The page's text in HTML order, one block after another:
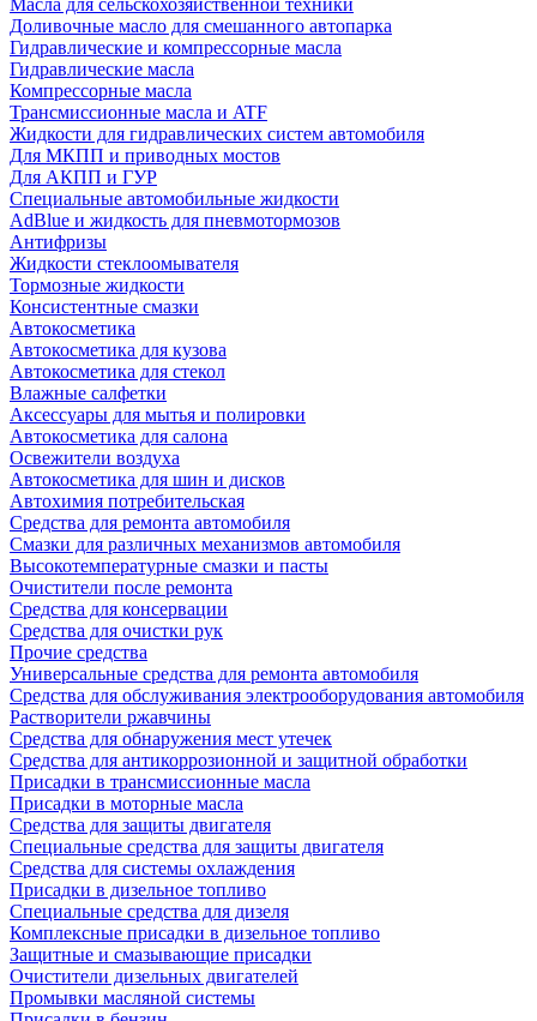
Масла для сельскохозяйственной техники
Доливочные масло для смешанного автопарка
Гидравлические и компрессорные масла
Гидравлические масла
Компрессорные масла
Трансмиссионные масла и ATF
Жидкости для гидравлических систем автомобиля
Для МКПП и приводных мостов
Для АКПП и ГУР
Специальные автомобильные жидкости
AdBlue и жидкость для пневмотормозов
Антифризы
Жидкости стеклоомывателя
Тормозные жидкости
Консистентные смазки
Автокосметика
Автокосметика для кузова
Автокосметика для стекол
Влажные салфетки
Аксессуары для мытья и полировки
Автокосметика для салона
Освежители воздуха
Автокосметика для шин и дисков
Автохимия потребительская
Средства для ремонта автомобиля
Смазки для различных механизмов автомобиля
Высокотемпературные смазки и пасты
Очистители после ремонта
Средства для консервации
Средства для очистки рук
Прочие средства
Универсальные средства для ремонта автомобиля
Средства для обслуживания электрооборудования автомобиля
Растворители ржавчины
Средства для обнаружения мест утечек
Средства для антикоррозионной и защитной обработки
Присадки в трансмиссионные масла
Присадки в моторные масла
Средства для защиты двигателя
Специальныe средства для защиты двигателя
Средства для системы охлаждения
Присадки в дизельное топливо
Спeциальные средства для дизеля
Комплексные присадки в дизельное топливо
Защитные и смазывающие присадки
Очистители дизельных двигателей
Промывки масляной системы